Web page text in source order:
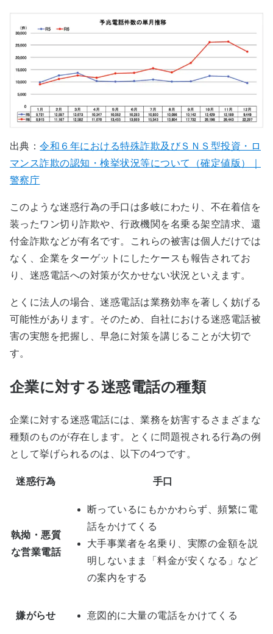
出典：令和６年における特殊詐欺及びＳＮＳ型投資・ロ
マンス詐欺の認知・検挙状況等について（確定値版）｜
警察庁
このような迷惑行為の手口は多岐にわたり、不在着信を
装ったワン切り詐欺や、行政機関を名乗る架空請求、還
付金詐欺などが有名です。これらの被害は個人だけでは
なく、企業をターゲットにしたケースも報告されてお
り、迷惑電話への対策が欠かせない状況といえます。
とくに法人の場合、迷惑電話は業務効率を著しく妨げる
可能性があります。そのため、自社における迷惑電話被
害の実態を把握し、早急に対策を講じることが大切で
す。
企業に対する迷惑電話の種類
企業に対する迷惑電話には、業務を妨害するさまざまな
種類のものが存在します。とくに問題視される行為の例
として挙げられるのは、以下の4つです。
迷惑行為 手口
執拗・悪質
な営業電話
断っているにもかかわらず、頻繁に電
話をかけてくる
大手事業者を名乗り、実際の金額を説
明しないまま「料金が安くなる」など
の案内をする
嫌がらせ 意図的に大量の電話をかけてくる